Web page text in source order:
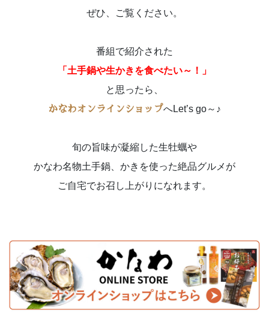
ぜひ、ご覧ください。
番組で紹介された
「土手鍋や生かきを食べたい～！」
と思ったら、
かなわオンラインショップへLet’s go～♪
旬の旨味が凝縮した生牡蠣や
かなわ名物土手鍋、かきを使った絶品グルメが
ご自宅でお召し上がりになれます。